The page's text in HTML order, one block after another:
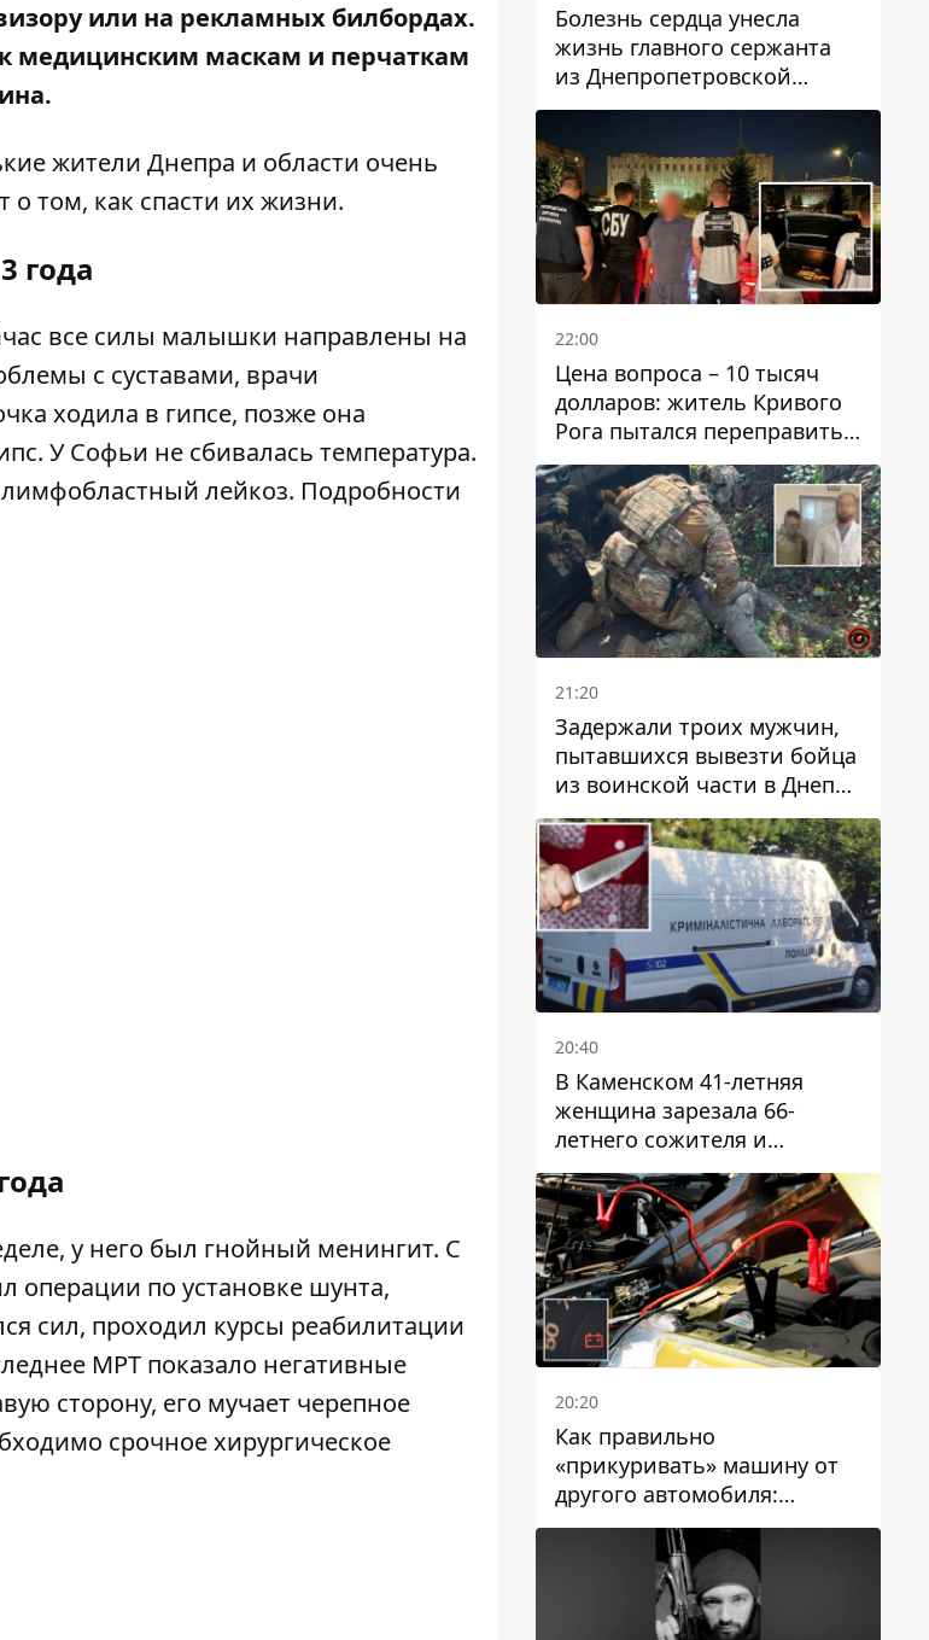
или на рекламных билбордах.
к медицинским маскам и перчаткам
жители Днепра и области очень
о том, как спасти их жизни.
года
все силы малышки направлены на
с суставами, врачи
ходила в гипсе, позже она
У Софьи не сбивалась температура.
лейкоз. Подробности
у него был гнойный менингит. С
операции по установке шунта,
сил, проходил курсы реабилитации
МРТ показало негативные
сторону, его мучает черепное
срочное хирургическое
Болезнь сердца унесла
жизнь главного сержанта
из Днепропетровской
области Юрия Свистуна
22:00
Цена вопроса – 10 тысяч
долларов: житель Кривого
Рога пытался переправить
мужчину в Словакию
21:20
Задержали троих мужчин,
пытавшихся вывезти бойца
из воинской части в Днепр
за 7 тысяч долларов: среди
них был врач
20:40
В Каменском 41-летняя
женщина зарезала 66-
летнего сожителя и
пыталась обмануть
полицейских
20:20
Как правильно
«прикуривать» машину от
другого автомобиля:
инструкция для водителей